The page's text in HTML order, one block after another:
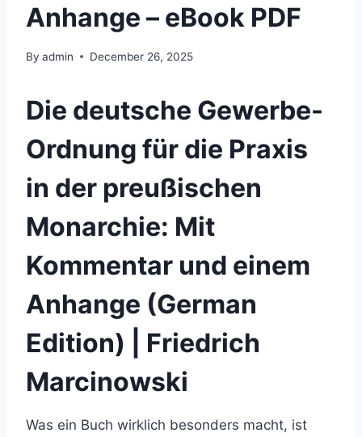
Anhange – eBook PDF
By admin December 26, 2025
Die deutsche Gewerbe-
Ordnung für die Praxis
in der preußischen
Monarchie: Mit
Kommentar und einem
Anhange (German
Edition) | Friedrich
Marcinowski
Was ein Buch wirklich besonders macht, ist